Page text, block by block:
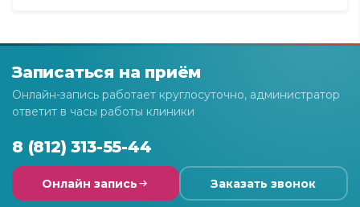
Записаться на приём
Онлайн-запись работает круглосуточно, администратор
ответит в часы работы клиники
8 (812) 313-55-44
Онлайн запись Заказать звонок